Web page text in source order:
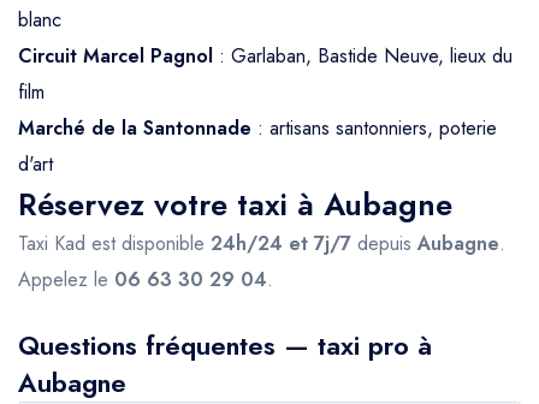
blanc
Circuit Marcel Pagnol : Garlaban, Bastide Neuve, lieux du
film
Marché de la Santonnade : artisans santonniers, poterie
d'art
Réservez votre taxi à Aubagne
Taxi Kad est disponible 24h/24 et 7j/7 depuis Aubagne.
Appelez le 06 63 30 29 04.
Questions fréquentes — taxi pro à
Aubagne